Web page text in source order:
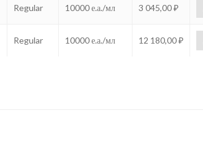
Regular 10000 е.а./мл 3 045,00₽
Regular 10000 е.а./мл 12 180,00₽